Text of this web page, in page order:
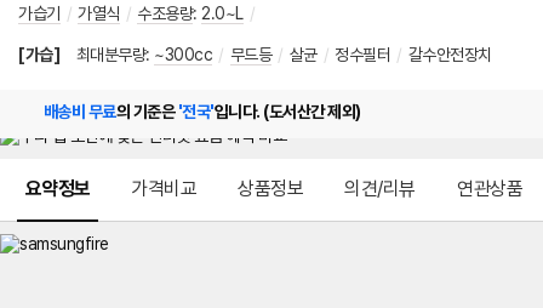
가습기 / 가열식 / 수조용량: 2.0~L /
[가습] 최대분무량: ~300cc / 무드등 / 살균 / 정수필터 / 갈수안전장치
배송비 무료의 기준은'전국'입니다. (도서산간 제외)
요약정보 가격비교 상품정보 의견/리뷰 연관상품